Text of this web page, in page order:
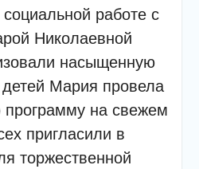
работе с
Николаевной
насыщенную
Мария провела
программу на свежем
пригласили в
торжественной